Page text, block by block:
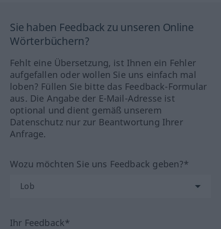
Sie haben Feedback zu unseren Online
Wörterbüchern?
Fehlt eine Übersetzung, ist Ihnen ein Fehler
aufgefallen oder wollen Sie uns einfach mal
loben? Füllen Sie bitte das Feedback-Formular
aus. Die Angabe der E-Mail-Adresse ist
optional und dient gemäß unserem
Datenschutz nur zur Beantwortung Ihrer
Anfrage.
Wozu möchten Sie uns Feedback geben?*
Ihr Feedback*